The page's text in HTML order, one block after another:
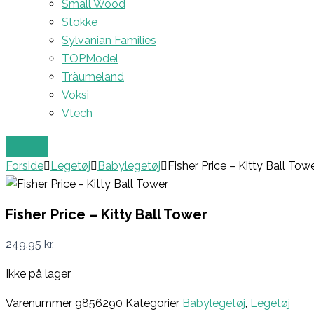
Small Wood
Stokke
Sylvanian Families
TOPModel
Träumeland
Voksi
Vtech
Forside Legetøj Babylegetøj Fisher Price – Kitty Ball
Fisher Price – Kitty Ball Tower
249,95 kr.
Ikke på lager
Varenummer 9856290 Kategorier Babylegetøj, Legetøj